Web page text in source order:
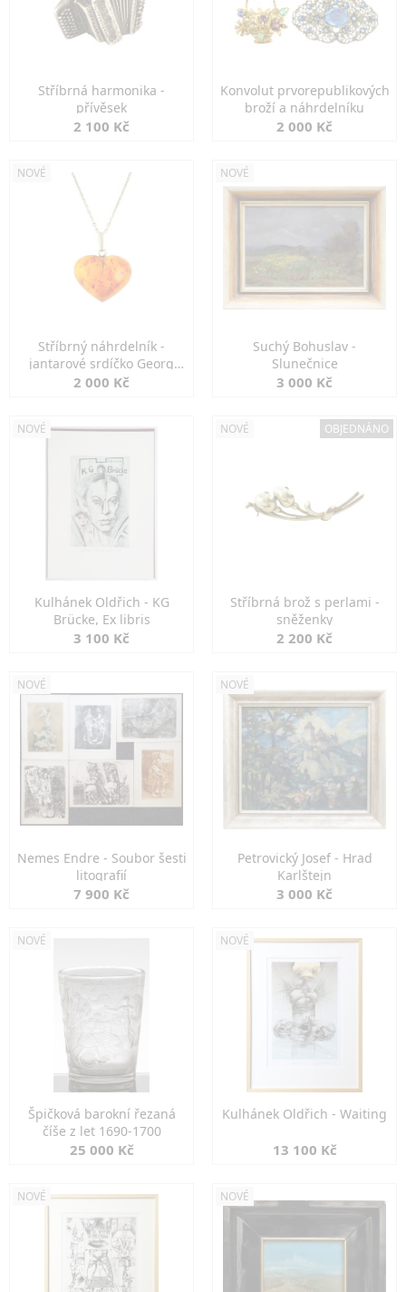
Stříbrná harmonika -
přívěsek
2 100 Kč
Konvolut prvorepublikových
broží a náhrdelníku
2 000 Kč
NOVÉ
Stříbrný náhrdelník -
jantarové srdíčko Georg
Kramer
2 000 Kč
NOVÉ
Suchý Bohuslav -
Slunečnice
3 000 Kč
NOVÉ
Kulhánek Oldřich - KG
Brücke, Ex libris
3 100 Kč
NOVÉ OBJEDNÁNO
Stříbrná brož s perlami -
sněženky
2 200 Kč
NOVÉ
Nemes Endre - Soubor šesti
litografií
7 900 Kč
NOVÉ
Petrovický Josef - Hrad
Karlštejn
3 000 Kč
NOVÉ
Špičková barokní řezaná
číše z let 1690-1700
25 000 Kč
NOVÉ
Kulhánek Oldřich - Waiting
13 100 Kč
NOVÉ NOVÉ